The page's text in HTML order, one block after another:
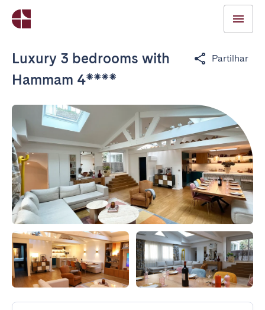
Luxury 3 bedrooms with
Hammam 4****
Partilhar